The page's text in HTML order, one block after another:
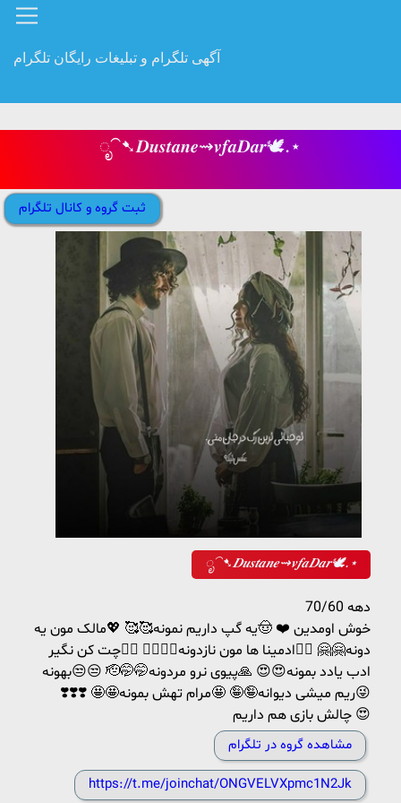
آگهی تلگرام و تبلیغات رایگان تلگرام
ೃ⁀➷𝑫𝒖𝒔𝒕𝒂𝒏𝒆⇝𝒗𝒇𝒂𝑫𝒂𝒓🕊.⋆
ثبت گروه و کانال تلگرام
ೃ⁀➷𝑫𝒖𝒔𝒕𝒂𝒏𝒆⇝𝒗𝒇𝒂𝑫𝒂𝒓🕊.⋆
دهه 70/60
خوش اومدین ❤️ 🤠یه گپ داریم نمونه🥰🥰 💖مالک مون یه
دونه🤗🤗 🙆‍♂️ادمینا ها مون نازدونه💁‍♂️💁‍♂️ 🙅‍♂️چت کن نگیر
بهونه😒😒 🫡ادب یادد بمونه😍😍 🙏پیوی نرو مردونه🤭🤭
😜ریم میشی دیوانه🤪🤪 🤩مرام تهش بمونه🤩🤩 ❣️❣️❣️
چالش بازی هم داریم 😍
مشاهده گروه در تلگرام
https://t.me/joinchat/ONGVELVXpmc1N2Jk